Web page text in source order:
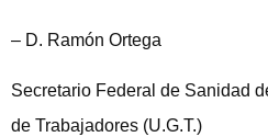
– D. Ramón Ortega
Secretario Federal de Sanidad
de Trabajadores (U.G.T.)